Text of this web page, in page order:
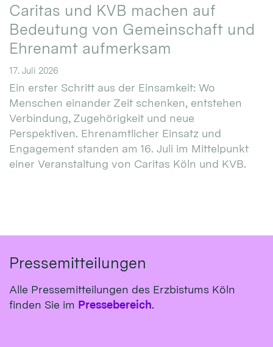
Caritas und KVB machen auf
Bedeutung von Gemeinschaft und
Ehrenamt aufmerksam
17. Juli 2026
Ein erster Schritt aus der Einsamkeit: Wo
Menschen einander Zeit schenken, entstehen
Verbindung, Zugehörigkeit und neue
Perspektiven. Ehrenamtlicher Einsatz und
Engagement standen am 16. Juli im Mittelpunkt
einer Veranstaltung von Caritas Köln und KVB.
Pressemitteilungen
Alle Pressemitteilungen des Erzbistums Köln
finden Sie im Pressebereich.